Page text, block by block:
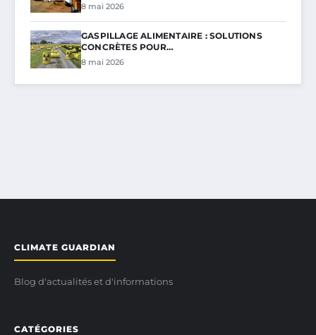
8 mai 2026
GASPILLAGE ALIMENTAIRE : SOLUTIONS
CONCRÈTES POUR…
8 mai 2026
CLIMATE GUARDIAN
Blog d'actualités et d'informations
CATÉGORIES